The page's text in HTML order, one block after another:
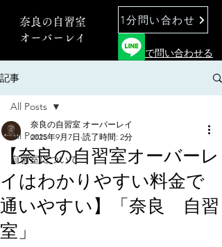
奈良の自習室
オーバーレイ
1分問い合わせ
で問い合わせる
記事
All Posts
自習室について
All Posts
【奈良の自習室オーバーレ
イはわかりやすい料金で
通いやすい】「奈良 自習
室」
奈良の自習室 オーバーレイ
2025年9月7日 読了時間: 2分